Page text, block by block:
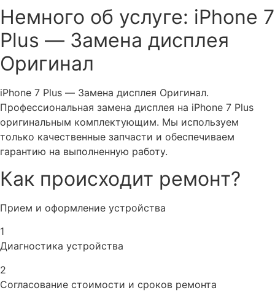
Немного об услуге: iPhone 7
Plus — Замена дисплея
Оригинал
iPhone 7 Plus — Замена дисплея Оригинал.
Профессиональная замена дисплея на iPhone 7 Plus
оригинальным комплектующим. Мы используем
только качественные запчасти и обеспечиваем
гарантию на выполненную работу.
Как происходит ремонт?
Прием и оформление устройства
1
Диагностика устройства
2
Согласование стоимости и сроков ремонта